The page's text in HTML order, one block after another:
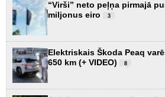
“Virši” neto peļņa pirmajā
miljonus eiro
3
Elektriskais Škoda Peaq
650 km (+ VIDEO)
8